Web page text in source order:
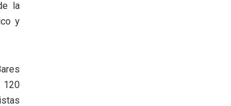
la
y
120